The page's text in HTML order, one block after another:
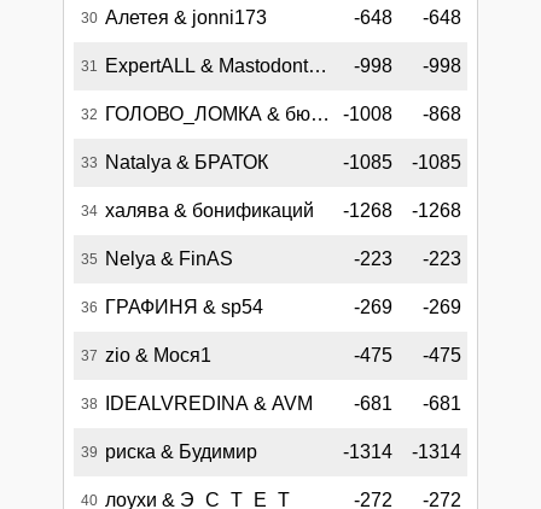
30 Алетея & jonni173 -648 -648
31 ExpertALL & Mastodont_75 -998 -998
32 ГОЛОВО_ЛОМКА & бюп50 -1008 -868
33 Natalya & БРАТОК -1085 -1085
34 халява & бонификаций -1268 -1268
35 Nelya & FinAS -223 -223
36 ГРАФИНЯ & sp54 -269 -269
37 zio & Мося1 -475 -475
38 IDEALVREDINA & AVM -681 -681
39 риска & Будимир -1314 -1314
40 лоухи & Э_С_Т_Е_Т -272 -272